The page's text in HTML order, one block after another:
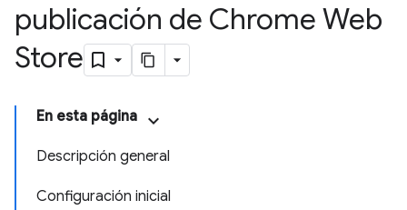
publicación de Chrome Web
Store
En esta página
Descripción general
Configuración inicial